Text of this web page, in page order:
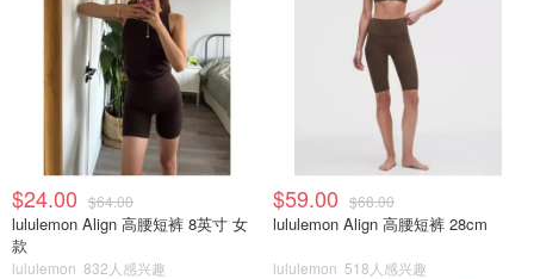
$24.00 $64.00
lululemon Align 高腰短裤 8英寸 女
款
lululemon 832人感兴趣
$59.00 $68.00
lululemon Align 高腰短裤 28cm
lululemon 518人感兴趣